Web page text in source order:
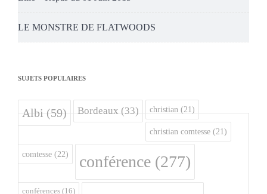
LE MONSTRE DE FLATWOODS
SUJETS POPULAIRES
Albi(59) Bordeaux(33) christian (21)
christian comtesse (21)
comtesse (22) conférence (277)
conférences (16)